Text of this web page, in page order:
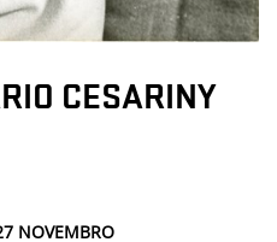
CESARINY
NOVEMBRO